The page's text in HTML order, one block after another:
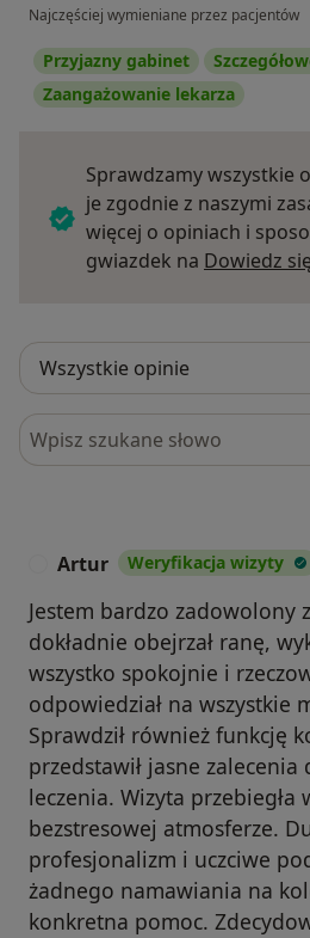
Najczęściej wymieniane przez pacjentów
Przyjazny gabinet
Zaangażowanie lekarza
Sprawdzamy wszystkie
je zgodnie z naszymi
więcej o opiniach i
gwiazdek na Dowiedz
Szukaj w opiniach
Artur Weryfikacja wizyty
Jestem bardzo zadowolony
dokładnie obejrzał ranę,
wszystko spokojnie i
odpowiedział na wszystkie
Sprawdził również funkcję
przedstawił jasne zalecenia
leczenia. Wizyta przebiegła
bezstresowej atmosferze.
profesjonalizm i uczciwe
żadnego namawiania na
konkretna pomoc.